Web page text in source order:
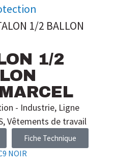
1/2 BALLON
1/2
- Industrie, Ligne
,Vêtements de travail
Fiche Technique